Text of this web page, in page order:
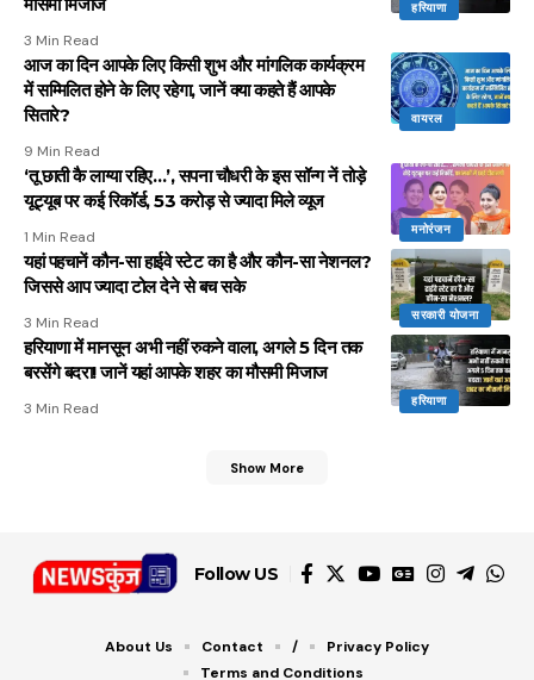
हरियाणा
3 Min Read
वायरल
आज का दिन आपके लिए किसी शुभ और मांगलिक कार्यक्रम
में सम्मिलित होने के लिए रहेगा, जानें क्या कहते हैं आपके
सितारे?
9 Min Read
मनोरंजन
‘तू छाती कै लाग्या रहिए…’, सपना चौधरी के इस सॉन्ग नें तोड़े
यूट्यूब पर कई रिकॉर्ड, 53 करोड़ से ज्यादा मिले व्यूज
1 Min Read
सरकारी योजना
यहां पहचानें कौन-सा हाईवे स्टेट का है और कौन-सा नेशनल?
जिससे आप ज्यादा टोल देने से बच सके
3 Min Read
हरियाणा
हरियाणा में मानसून अभी नहीं रुकने वाला, अगले 5 दिन तक
बरसेंगे बदरा! जानें यहां आपके शहर का मौसमी मिजाज
3 Min Read
Show More
Follow US
About Us Contact /
Privacy Policy
Terms and Conditions